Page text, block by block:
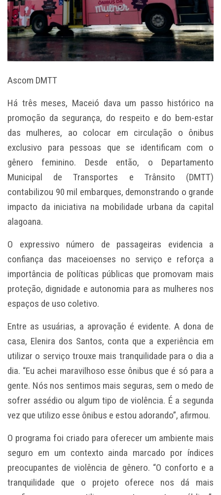
Ascom DMTT
Há três meses, Maceió dava um passo histórico na
promoção da segurança, do respeito e do bem-estar
das mulheres, ao colocar em circulação o ônibus
exclusivo para pessoas que se identificam com o
gênero feminino. Desde então, o Departamento
Municipal de Transportes e Trânsito (DMTT)
contabilizou 90 mil embarques, demonstrando o grande
impacto da iniciativa na mobilidade urbana da capital
alagoana.
O expressivo número de passageiras evidencia a
confiança das maceioenses no serviço e reforça a
importância de políticas públicas que promovam mais
proteção, dignidade e autonomia para as mulheres nos
espaços de uso coletivo.
Entre as usuárias, a aprovação é evidente. A dona de
casa, Elenira dos Santos, conta que a experiência em
utilizar o serviço trouxe mais tranquilidade para o dia a
dia. “Eu achei maravilhoso esse ônibus que é só para a
gente. Nós nos sentimos mais seguras, sem o medo de
sofrer assédio ou algum tipo de violência. É a segunda
vez que utilizo esse ônibus e estou adorando”, afirmou.
O programa foi criado para oferecer um ambiente mais
seguro em um contexto ainda marcado por índices
preocupantes de violência de gênero. “O conforto e a
tranquilidade que o projeto oferece nos dá mais